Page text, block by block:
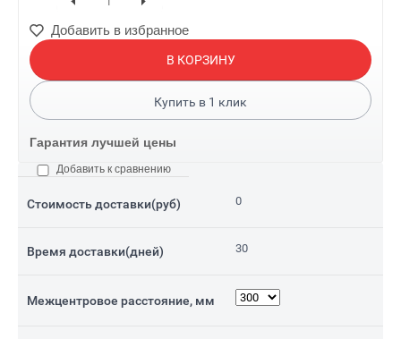
Добавить в избранное
В КОРЗИНУ
Купить в 1 клик
Гарантия лучшей цены
Стоимость доставки(руб) 0
Время доставки(дней) 30
Межцентровое расстояние, мм
Добавить к сравнению